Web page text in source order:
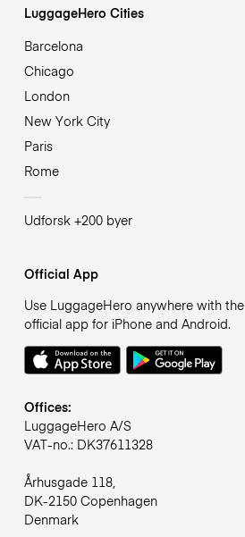
LuggageHero Cities
Barcelona
Chicago
London
New York City
Paris
Rome
Udforsk +200 byer
Official App
Use LuggageHero anywhere with the
official app for iPhone and Android.
Offices:
LuggageHero A/S
VAT-no.: DK37611328
Århusgade 118,
DK-2150 Copenhagen
Denmark